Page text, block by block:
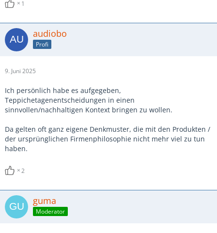
1
audiobo
Profi
9. Juni 2025
Ich persönlich habe es aufgegeben,
Teppichetagenentscheidungen in einen
sinnvollen/nachhaltigen Kontext bringen zu wollen.
Da gelten oft ganz eigene Denkmuster, die mit den Produkten /
der ursprünglichen Firmenphilosophie nicht mehr viel zu tun
haben.
2
guma
Moderator